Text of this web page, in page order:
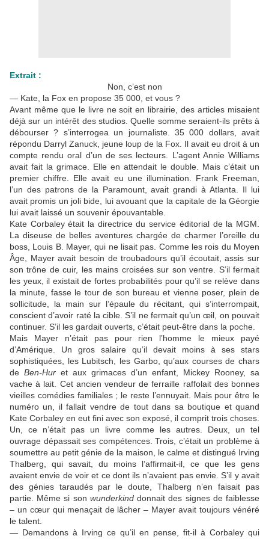
Extrait :
Non, c’est non
— Kate, la Fox en propose 35 000, et vous ?
Avant même que le livre ne soit en librairie, des articles misaient
déjà sur un intérêt des studios. Quelle somme seraient-ils prêts à
débourser ? s’interrogea un journaliste. 35 000 dollars, avait
répondu Darryl Zanuck, jeune loup de la Fox. Il avait eu droit à un
compte rendu oral d’un de ses lecteurs. L’agent Annie Williams
avait fait la grimace. Elle en attendait le double. Mais c’était un
premier chiffre. Elle avait eu une illumination. Frank Freeman,
l’un des patrons de la Paramount, avait grandi à Atlanta. Il lui
avait promis un joli bide, lui avouant que la capitale de la Géorgie
lui avait laissé un souvenir épouvantable.
Kate Corbaley était la directrice du service éditorial de la MGM.
La diseuse de belles aventures chargée de charmer l’oreille du
boss, Louis B. Mayer, qui ne lisait pas. Comme les rois du Moyen
Âge, Mayer avait besoin de troubadours qu’il écoutait, assis sur
son trône de cuir, les mains croisées sur son ventre. S’il fermait
les yeux, il existait de fortes probabilités pour qu’il se relève dans
la minute, fasse le tour de son bureau et vienne poser, plein de
sollicitude, la main sur l’épaule du récitant, qui s’interrompait,
conscient d’avoir raté la cible. S’il ne fermait qu’un œil, on pouvait
continuer. S’il les gardait ouverts, c’était peut-être dans la poche.
Mais Mayer n’était pas pour rien l’homme le mieux payé
d’Amérique. Un gros salaire qu’il devait moins à ses stars
sophistiquées, les Lubitsch, les Garbo, qu’aux courses de chars
de Ben-Hur et aux grimaces d’un enfant, Mickey Rooney, sa
vache à lait. Cet ancien vendeur de ferraille raffolait des bonnes
vieilles comédies familiales ; le reste l’ennuyait. Mais pour être le
numéro un, il fallait vendre de tout dans sa boutique et quand
Kate Corbaley en eut fini avec son exposé, il comprit trois choses.
Un, ce n’était pas un livre comme les autres. Deux, un tel
ouvrage dépassait ses compétences. Trois, c’était un problème à
soumettre au petit génie de la maison, le calme et distingué Irving
Thalberg, qui savait, du moins l’affirmait-il, ce que les gens
avaient envie de voir et ce dont ils n’avaient pas envie. S’il y avait
des génies taraudés par le doute, Thalberg n’en faisait pas
partie. Même si son wunderkinddonnait des signes de faiblesse
– un cœur qui menaçait de lâcher – Mayer avait toujours vénéré
le talent.
— Demandons à Irving ce qu’il en pense, fit-il à Corbaley qui